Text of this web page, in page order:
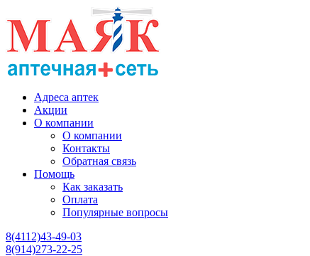
Адреса аптек
Акции
О компании
О компании
Контакты
Обратная связь
Помощь
Как заказать
Оплата
Популярные вопросы
8(4112)43-49-03
8(914)273-22-25